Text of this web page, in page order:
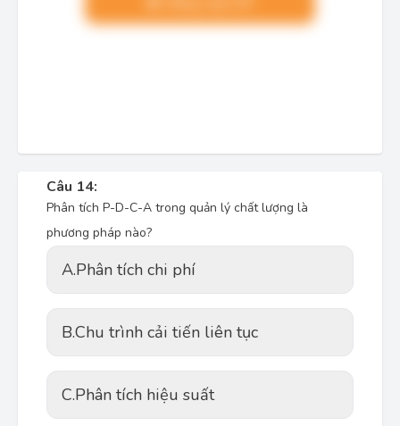
Câu 14:
Phân tích P-D-C-A trong quản lý chất lượng là
phương pháp nào?
A.Phân tích chi phí
B.Chu trình cải tiến liên tục
C.Phân tích hiệu suất